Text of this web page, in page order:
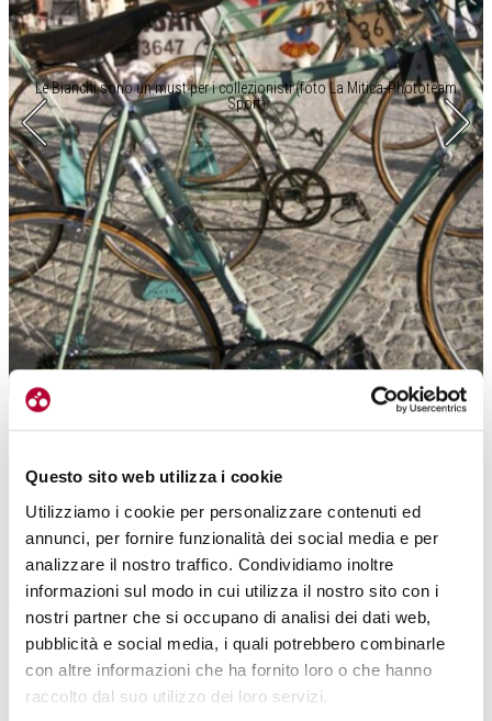
Questo sito web utilizza i cookie
Utilizziamo i cookie per personalizzare contenuti ed
annunci, per fornire funzionalità dei social media e per
analizzare il nostro traffico. Condividiamo inoltre
informazioni sul modo in cui utilizza il nostro sito con i
nostri partner che si occupano di analisi dei dati web,
pubblicità e social media, i quali potrebbero combinarle
con altre informazioni che ha fornito loro o che hanno
raccolto dal suo utilizzo dei loro servizi.
Le Bianchi sono un must per i collezionisti (foto La Mitica-Phototeam
Sport)
Ci puoi spiegare?
La bicicletta conservata è un prodotto che non è stato toccato. Se
pur sverniciata, graffiata a primo impatto poco appetibile,
valore maggiore rispetto ad una restaurata . Le bici restaurate
sono quelle che riprendono vita, grazie alle verniciature originali,
ma anche ai componenti che facevano parte di quel periodo.Per il
mercato italiano ha più valore una conservata , all’estero,
preferiscono le restaurate. Gli americano preferiscono le bici